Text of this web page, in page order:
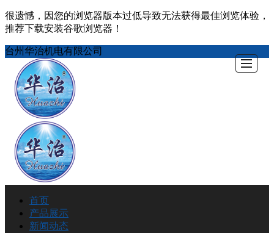
很遗憾，因您的浏览器版本过低导致无法获得最佳浏览体验，
推荐下载安装谷歌浏览器！
台州华治机电有限公司
产品展示
首页
产品展示
新闻动态